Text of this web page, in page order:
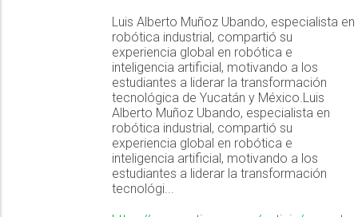
Luis Alberto Muñoz Ubando, especialista en
robótica industrial, compartió su
experiencia global en robótica e
inteligencia artificial, motivando a los
estudiantes a liderar la transformación
tecnológica de Yucatán y México.Luis
Alberto Muñoz Ubando, especialista en
robótica industrial, compartió su
experiencia global en robótica e
inteligencia artificial, motivando a los
estudiantes a liderar la transformación
tecnológi...